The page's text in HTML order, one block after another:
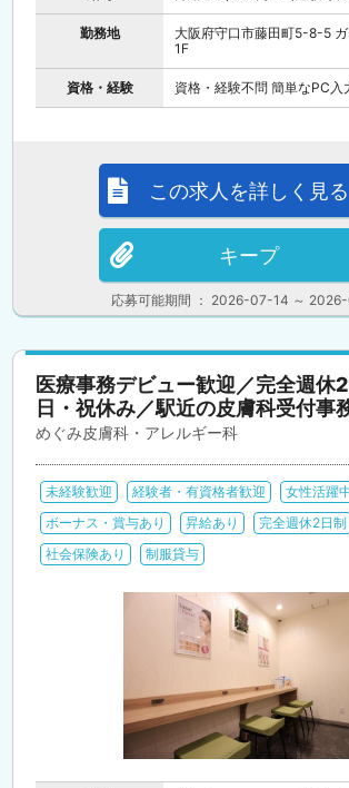
勤務地
大阪府守口市藤田町5-8-5
1F
資格・経験 資格・経験不問 簡単なPC入
応募可能期間 ： 2026-07-14 ～
この求人を詳しく見る
キープ
医療事務デビュー歓迎／完全週休
日・祝休み／駅近の皮膚科受付事
めぐみ皮膚科・アレルギー科
未経験歓迎 経験者・有資格者歓迎 女性活躍
ボーナス・賞与あり
昇給あり 完全週休2日制
社会保険あり
制服貸与